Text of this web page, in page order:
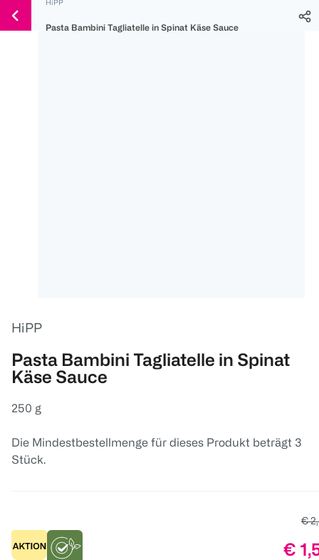
150 Ös
300 Ös
500 Ös
Weiter
zum
HiPP
Pasta Bambini Tagliatelle in Spinat Käse Sauce
HiPP
Pasta Bambini Tagliatelle in Spinat
Käse Sauce
250 g
Die Mindestbestellmenge für dieses Produkt beträgt 3
Stück.
€
€